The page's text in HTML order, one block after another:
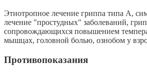
Этиотропное лечение гриппа типа А,
лечение "простудных" заболеваний,
сопровождающихся повышением
мышцах, головной болью, ознобом у
Противопоказания